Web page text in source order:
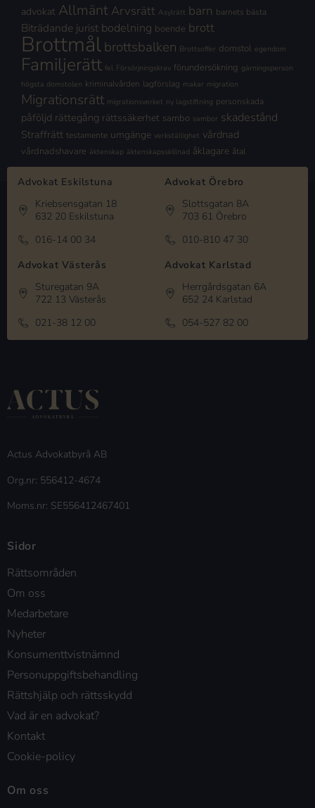
advokat Allmänt Arvsrätt Asylrätt barn barnets bästa
Biträdande jurist bodelning boende brott
Brottmålbrottsbalken Brottsoffer domstol egendom
Familjerätt fel Försörjningskrav förundersökning gärningsperson
högsta domstolen kriminalvården lagförslag makar migration
Migrationsrätt migrationsverket ny lagstiftning personskada
påföljd rättegång rättssäkerhet sambo sambor skadestånd
Straffrätt testamente umgänge verkställighet vårdnad
vårdnadshavare äktenskap äktenskapsskillnad åklagare åtal
Advokat Eskilstuna
Kriebsensgatan 18
632 20 Eskilstuna
016-14 00 34
Advokat Örebro
Slottsgatan 8A
703 61 Örebro
010-810 47 30
Advokat Västerås
Sturegatan 9A
722 13 Västerås
021-38 12 00
Advokat Karlstad
Herrgårdsgatan 6A
652 24 Karlstad
054-527 82 00
Actus Advokatbyrå AB
Org.nr: 556412-4674
Moms.nr: SE556412467401
Sidor
Rättsområden
Om oss
Medarbetare
Nyheter
Konsumenttvistnämnd
Personuppgiftsbehandling
Rättshjälp och rättsskydd
Vad är en advokat?
Kontakt
Cookie-policy
Om oss